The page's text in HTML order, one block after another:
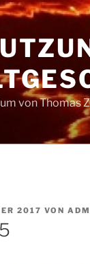
von Thomas
2017 VON